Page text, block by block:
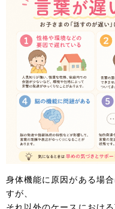
身体機能に原因がある場
すが、
それ以外のケースにおけ